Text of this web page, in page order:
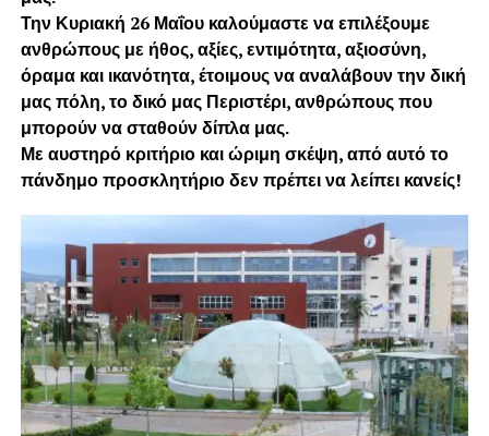
Την Κυριακή 26 Μαΐου καλούμαστε να επιλέξουμε
ανθρώπους με ήθος, αξίες, εντιμότητα, αξιοσύνη,
όραμα και ικανότητα, έτοιμους να αναλάβουν την δική
μας πόλη, το δικό μας Περιστέρι, ανθρώπους που
μπορούν να σταθούν δίπλα μας.
Με αυστηρό κριτήριο και ώριμη σκέψη, από αυτό το
πάνδημο προσκλητήριο δεν πρέπει να λείπει κανείς!